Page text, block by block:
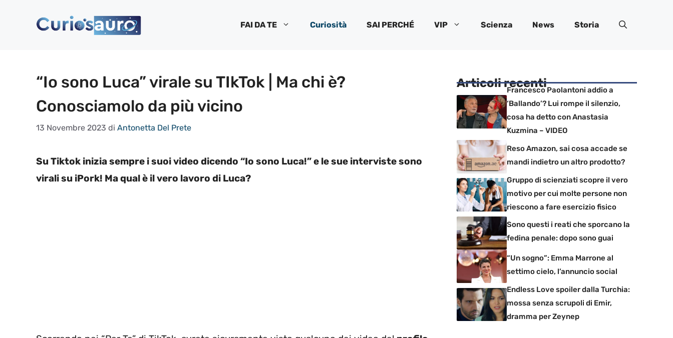
FAI DA TE Curiosità SAI PERCHÉ VIP Scienza News Storia
“Io sono Luca” virale su TIkTok | Ma chi è?
Conosciamolo da più vicino
13 Novembre 2023 di Antonetta Del Prete
Su Tiktok inizia sempre i suoi video dicendo “Io sono Luca!” e le sue interviste sono
virali su iPork! Ma qual è il vero lavoro di Luca?
Articoli recentiFrancesco Paolantoni addio a
‘Ballando’? Lui rompe il silenzio,
cosa ha detto con Anastasia
Kuzmina – VIDEO
Reso Amazon, sai cosa accade se
mandi indietro un altro prodotto?
Gruppo di scienziati scopre il vero
motivo per cui molte persone non
riescono a fare esercizio fisico
Sono questi i reati che sporcano la
fedina penale: dopo sono guai
“Un sogno”: Emma Marrone al
settimo cielo, l’annuncio social
Endless Love spoiler dalla Turchia:
mossa senza scrupoli di Emir,
dramma per Zeynep